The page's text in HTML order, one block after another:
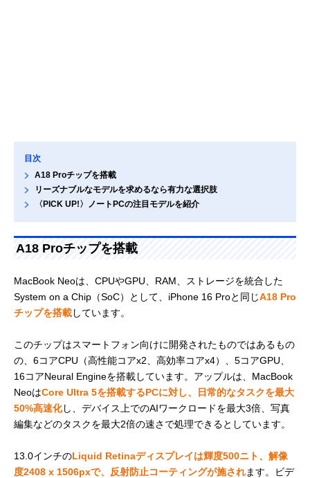
目次
A18 Proチップを搭載
リーズナブルなモデルを求めるなら有力な選択肢
〈PICK UP!〉ノートPCの注目モデルを紹介
A18 Proチップを搭載
MacBook Neoは、CPUやGPU、RAM、ストレージを統合した
System on a Chip（SoC）として、iPhone 16 Proと同じA18 Pro
チップを搭載しています。
このチップはスマートフォン向けに開発されたものではあるもの
の、6コアCPU（高性能コアx2、高効率コアx4）、5コアGPU、
16コアNeural Engineを搭載しています。アップルは、MacBook
NeoはCore Ultra 5を搭載するPCに対し、日常的なタスクを最大
50%高速化し、デバイス上でのAIワークロードを最大3倍、写真
編集などのタスクを最大2倍の速さで処理できるとしています。
13.0インチのLiquid Retinaディスプレイは輝度500ニト、解像
度2408 x 1506pxで、反射防止コーティングが施されます。ビデ